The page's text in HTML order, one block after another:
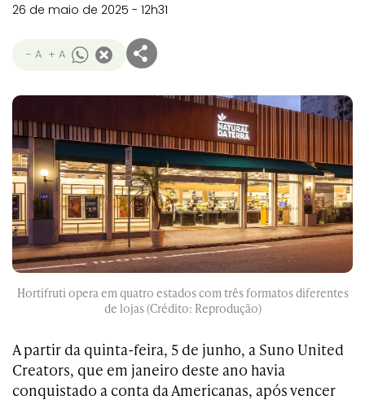
26 de maio de 2025 - 12h31
- A + A
Hortifruti opera em quatro estados com três formatos diferentes
de lojas (Crédito: Reprodução)
A partir da quinta-feira, 5 de junho, a Suno United
Creators, que em janeiro deste ano havia
conquistado a conta da Americanas, após vencer